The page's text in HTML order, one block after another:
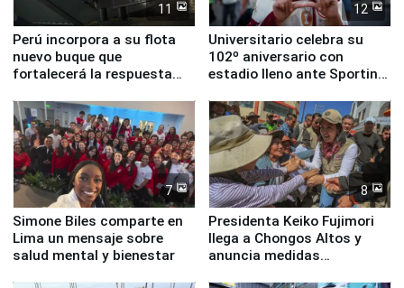
11
Perú incorpora a su flota
nuevo buque que
fortalecerá la respuesta
12
Universitario celebra su
102º aniversario con
estadio lleno ante Sporting
7
Simone Biles comparte en
Lima un mensaje sobre
salud mental y bienestar
8
Presidenta Keiko Fujimori
llega a Chongos Altos y
anuncia medidas